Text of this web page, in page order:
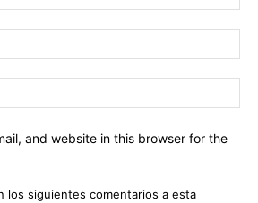
and website in this browser for the
los siguientes comentarios a esta